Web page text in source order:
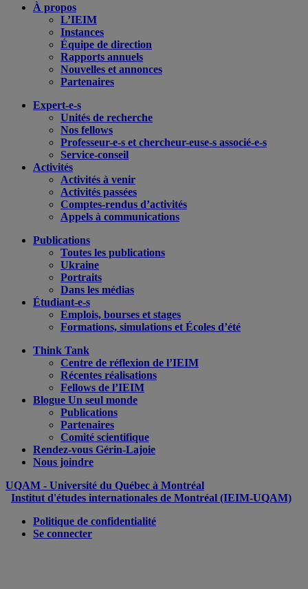
À propos
L’IEIM
Instances
Équipe de direction
Rapports annuels
Nouvelles et annonces
Partenaires
Expert-e-s
Unités de recherche
Nos fellows
Professeur-e-s et chercheur-euse-s associé-e-s
Service-conseil
Activités
Activités à venir
Activités passées
Comptes-rendus d’activités
Appels à communications
Publications
Toutes les publications
Ukraine
Portraits
Dans les médias
Étudiant-e-s
Emplois, bourses et stages
Formations, simulations et Écoles d’été
Think Tank
Centre de réflexion de l’IEIM
Récentes réalisations
Fellows de l’IEIM
Blogue Un seul monde
Publications
Partenaires
Comité scientifique
Rendez-vous Gérin-Lajoie
Nous joindre
UQAM - Université du Québec à Montréal
Institut d'études internationales de Montréal (IEIM-UQAM)
Politique de confidentialité
Se connecter